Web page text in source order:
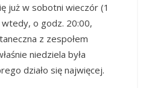
już w sobotni wieczór (1
wtedy, o godz. 20:00,
z zespołem
niedziela była
działo się najwięcej.